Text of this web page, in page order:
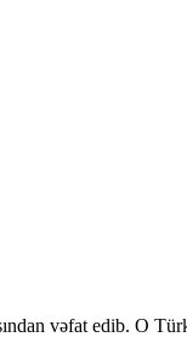
vəfat edib. O